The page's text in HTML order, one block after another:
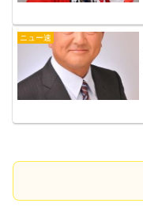
ニュー速